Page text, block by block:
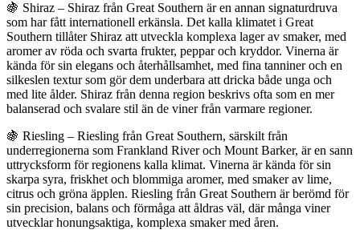
🍇 Shiraz – Shiraz från Great Southern är en annan signaturdruva
som har fått internationell erkänsla. Det kalla klimatet i Great
Southern tillåter Shiraz att utveckla komplexa lager av smaker, med
aromer av röda och svarta frukter, peppar och kryddor. Vinerna är
kända för sin elegans och återhållsamhet, med fina tanniner och en
silkeslen textur som gör dem underbara att dricka både unga och
med lite ålder. Shiraz från denna region beskrivs ofta som en mer
balanserad och svalare stil än de viner från varmare regioner.
🍇 Riesling – Riesling från Great Southern, särskilt från
underregionerna som Frankland River och Mount Barker, är en sann
uttrycksform för regionens kalla klimat. Vinerna är kända för sin
skarpa syra, friskhet och blommiga aromer, med smaker av lime,
citrus och gröna äpplen. Riesling från Great Southern är berömd för
sin precision, balans och förmåga att åldras väl, där många viner
utvecklar honungsaktiga, komplexa smaker med åren.